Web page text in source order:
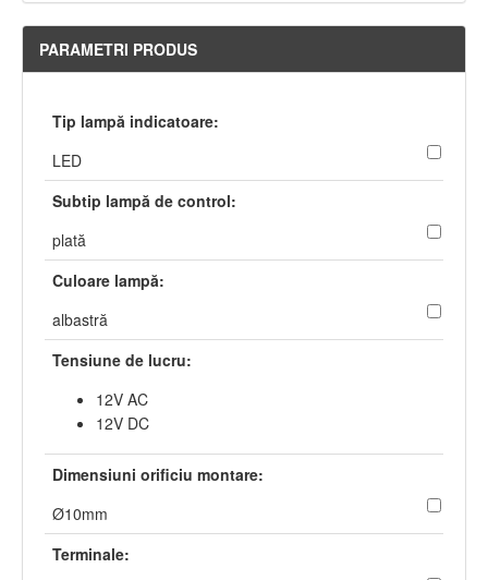
PARAMETRI PRODUS
Tip lampă indicatoare:
LED
Subtip lampă de control:
plată
Culoare lampă:
albastră
Tensiune de lucru:
12V AC
12V DC
Dimensiuni orificiu montare:
Ø10mm
Terminale: